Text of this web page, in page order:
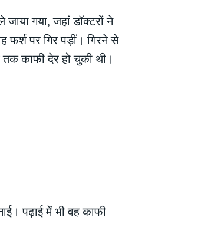
गया, जहां डॉक्टरों ने
फर्श पर गिर पड़ीं। गिरने से
काफी देर हो चुकी थी।
पढ़ाई में भी वह काफी